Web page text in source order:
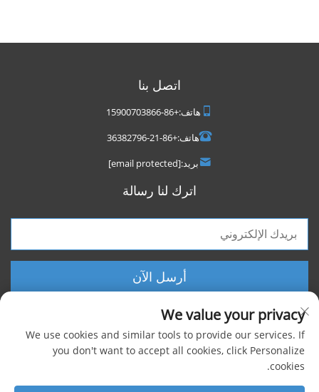
اتصل بنا
هاتف:+86-15900703866
هاتف:+86-21-36382796
بريد:[email protected]
اترك لنا رسالة
أرسل الآن
We value your privacy
We use cookies and similar tools to provide our services. If
you don't want to accept all cookies, click Personalize
cookies.